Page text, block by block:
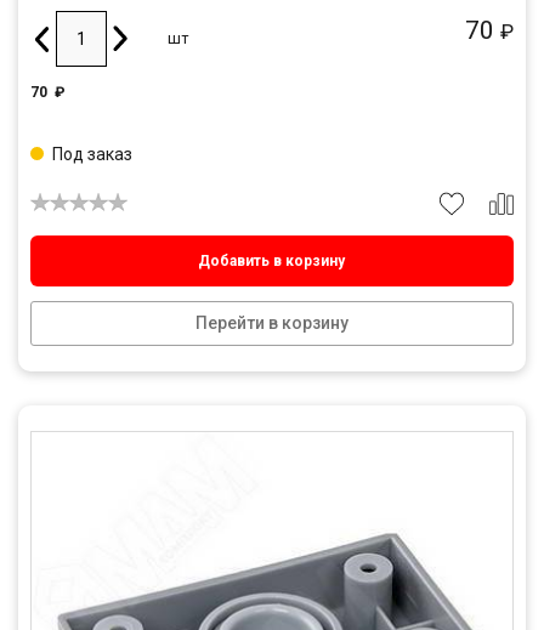
70 ₽
шт
70 ₽
Добавить в корзину
Перейти в корзину
Под заказ